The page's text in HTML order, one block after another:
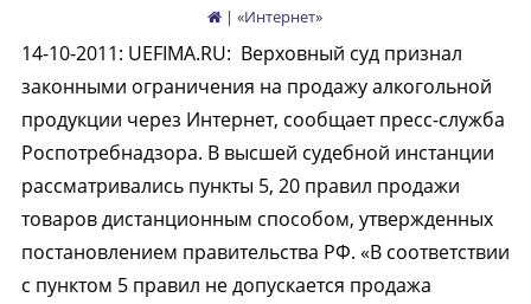
| «Интернет»
14-10-2011: UEFIMA.RU: Верховный суд признал
законными ограничения на продажу алкогольной
продукции через Интернет, сообщает пресс-служба
Роспотребнадзора. В высшей судебной инстанции
рассматривались пункты 5, 20 правил продажи
товаров дистанционным способом, утвержденных
постановлением правительства РФ. «В соответствии
с пунктом 5 правил не допускается продажа